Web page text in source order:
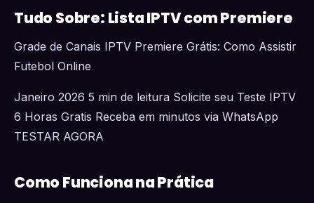
Tudo Sobre: Lista IPTV com Premiere
Grade de Canais IPTV Premiere Grátis: Como Assistir
Futebol Online
Janeiro 2026 5 min de leitura Solicite seu Teste IPTV
6 Horas Gratis Receba em minutos via WhatsApp
TESTAR AGORA
Como Funciona na Prática